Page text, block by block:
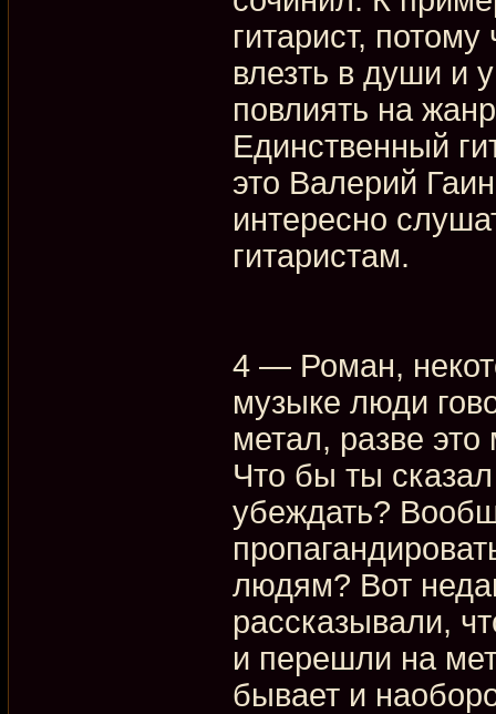
гитарист,
влезть в души и
повлиять на
Единственный
это Валерий
интересно
гитаристам.
4 — Роман,
музыке люди
метал, разве
Что бы ты
убеждать?
людям? Вот
рассказывали,
и перешли на
бывает и